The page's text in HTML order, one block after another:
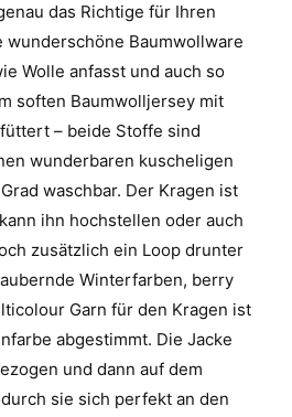
das Richtige für Ihren
wunderschöne Baumwollware
Wolle anfasst und auch so
soften Baumwolljersey mit
– beide Stoffe sind
wunderbaren kuscheligen
waschbar. Der Kragen ist
ihn hochstellen oder auch
zusätzlich ein Loop drunter
Winterfarben, berry
Garn für den Kragen ist
abgestimmt. Die Jacke
und dann auf dem
sie sich perfekt an den